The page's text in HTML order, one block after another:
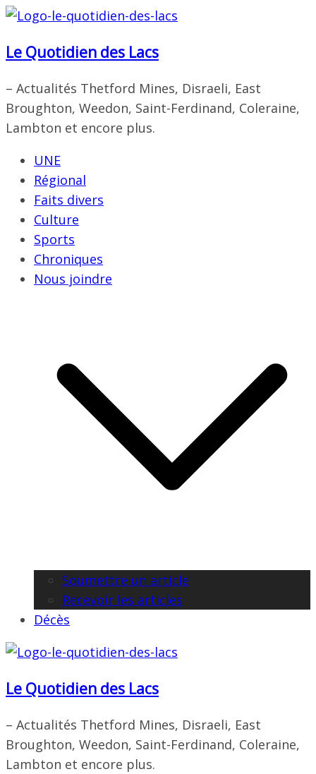
Passer
contenu
Le Quotidien des Lacs
– Actualités Thetford Mines, Disraeli, East
Broughton, Weedon, Saint-Ferdinand, Coleraine,
Lambton et encore plus.
UNE
Régional
Faits divers
Culture
Sports
Chroniques
Nous joindre
Soumettre un article
Recevoir les articles
Décès
Le Quotidien des Lacs
– Actualités Thetford Mines, Disraeli, East
Broughton, Weedon, Saint-Ferdinand, Coleraine,
Lambton et encore plus.